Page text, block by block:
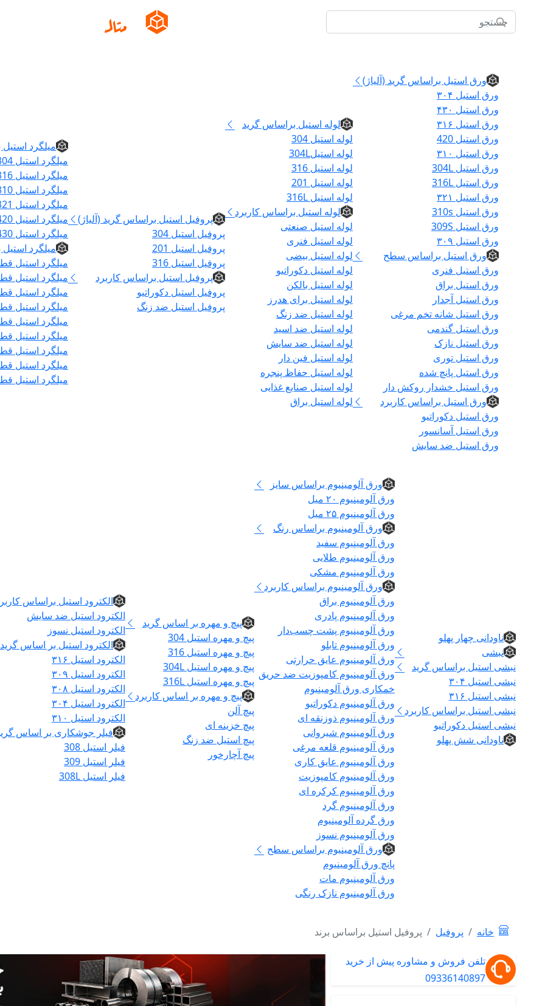
ورق استیل براساس گرید (آلیاژ)
ورق استیل ۳۰۴
ورق استیل ۴۳۰
ورق استیل ۳۱۶
ورق استیل 420
ورق استیل ۳۱۰
ورق استیل 304L
ورق استیل 316L
ورق استیل ۳۲۱
ورق استیل 310s
ورق استیل 309S
ورق استیل ۳۰۹
ورق استیل براساس سطح
ورق استیل فنری
ورق استیل براق
ورق استیل آجدار
ورق استیل شانه تخم مرغی
ورق استیل گندمی
ورق استیل نازک
ورق استیل توری
ورق استیل پانچ شده
ورق استیل خشدار روکش دار
ورق استیل براساس کاربرد
ورق استیل دکوراتیو
ورق استیل آسانسور
ورق استیل ضد سایش
لوله استیل براساس گرید
لوله استیل 304
لوله استیل304L
لوله استیل 316
لوله استیل 201
لوله استیل 316L
لوله استیل براساس کاربرد
لوله استیل صنعتی
لوله استیل فنری
لوله استیل بیضی
لوله استیل دکوراتیو
لوله استیل بالکن
لوله استیل برای هدرز
لوله استیل ضد زنگ
لوله استیل ضد اسید
لوله استیل ضد سایش
لوله استیل فین دار
لوله استیل حفاظ پنجره
لوله استیل صنایع غذایی
لوله استیل براق
پروفیل استیل براساس گرید (آلیاژ)
پروفیل استیل 304
پروفیل استیل 201
پروفیل استیل 316
پروفیل استیل براساس کاربرد
پروفیل استیل دکوراتیو
پروفیل استیل ضد زنگ
میلگرد
میلگرد استیل 304
میلگرد استیل 316
میلگرد استیل 310
میلگرد استیل 321
میلگرد استیل 420
میلگرد استیل 430
میلگرد
میلگرد استیل قطر
میلگرد استیل قطر
میلگرد استیل قطر
میلگرد استیل
میلگرد استیل قطر
میلگرد استیل قطر
میلگرد استیل قطر
میلگرد استیل قطر
میلگرد استیل قطر
ناودانی چهار پهلو
نبشی
نبشی استیل براساس گرید
نبشی استیل ۳۰۴
نبشی استیل ۳۱۶
نبشی استیل براساس کاربرد
نبشی استیل دکوراتیو
ناودانی شش پهلو
ورق آلومینیوم براساس سایز
ورق آلومینیوم ۲۰ میل
ورق آلومینیوم ۲۵ میل
ورق آلومینیوم براساس رنگ
ورق آلومینیوم سفید
ورق آلومینیوم طلایی
ورق آلومینیوم مشکی
ورق آلومینیوم براساس کاربرد
ورق آلومینیوم براق
ورق آلومینیوم پادری
ورق آلومینیوم پشت چسب‌دار
ورق آلومینیوم تابلو
ورق آلومینیوم عایق حرارتی
ورق آلومینیوم کامپوزیت ضد حریق
خمکاری ورق آلومینیوم
ورق آلومینیوم دکوراتیو
ورق آلومینیوم ذوزنقه ای
ورق آلومینیوم شیروانی
ورق آلومینیوم قلعه مرغی
ورق آلومینیوم عایق کاری
ورق آلومینیوم کامپوزیت
ورق آلومینیوم کرکره ای
ورق آلومینیوم گرد
ورق گرده آلومینیوم
ورق آلومینیوم نسوز
ورق آلومینیوم براساس سطح
پانچ ورق آلومینیوم
ورق آلومینیوم مات
ورق آلومینیوم نازک رنگی
پیچ و مهره بر اساس گرید
پیچ و مهره استیل 304
پیچ و مهره استیل 316
پیچ و مهره استیل 304L
پیچ و مهره استیل 316L
پیچ و مهره بر اساس کاربرد
پیچ آلن
پیچ خزینه ای
پیچ استیل ضد زنگ
پیچ آچارخور
الکترود استیل براساس
الکترود استیل ضد سایش
الکترود استیل نسوز
الکترود استیل بر اساس گرید
الکترود استیل ۳۱۶
الکترود استیل ۳۰۹
الکترود استیل ۳۰۸
الکترود استیل ۳۰۴
الکترود استیل ۳۱۰
فیلر جوشکاری بر اساس
فیلر استیل 308
فیلر استیل 309
فیلر استیل 308L
خانه پروفیل پروفیل استیل براساس برند
تلفن فروش و مشاوره پیش از خرید
09336140897